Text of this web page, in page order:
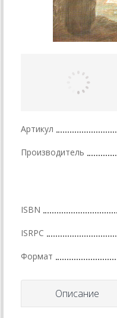
Артикул
Производитель
ISBN
ISRPC
Формат
Описание